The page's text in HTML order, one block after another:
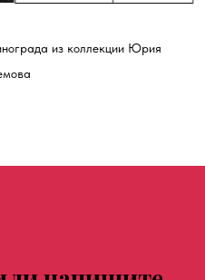
из коллекции Юрия